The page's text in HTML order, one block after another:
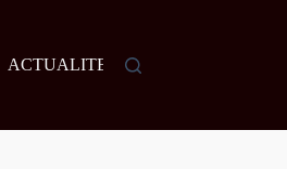
ACTUALITES